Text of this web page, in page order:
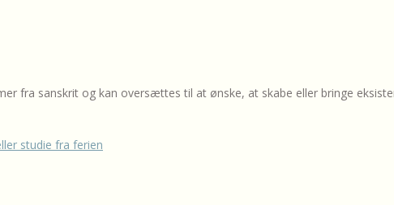
fra sanskrit og kan oversættes til at ønske, at skabe eller bringe